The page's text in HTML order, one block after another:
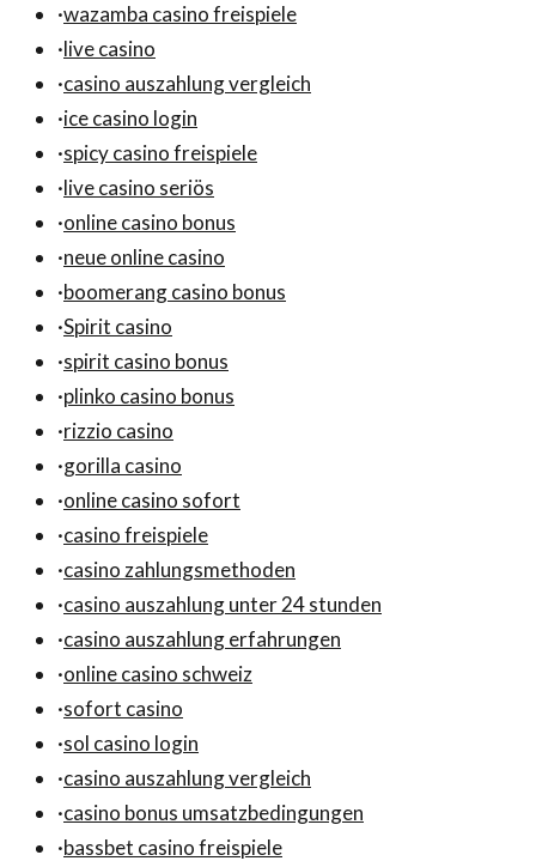
·wazamba casino freispiele
·live casino
·casino auszahlung vergleich
·ice casino login
·spicy casino freispiele
·live casino seriös
·online casino bonus
·neue online casino
·boomerang casino bonus
·Spirit casino
·spirit casino bonus
·plinko casino bonus
·rizzio casino
·gorilla casino
·online casino sofort
·casino freispiele
·casino zahlungsmethoden
·casino auszahlung unter 24 stunden
·casino auszahlung erfahrungen
·online casino schweiz
·sofort casino
·sol casino login
·casino auszahlung vergleich
·casino bonus umsatzbedingungen
·bassbet casino freispiele